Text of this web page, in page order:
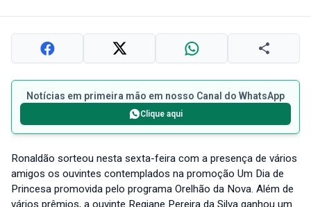
Notícias em primeira mão em nosso Canal do WhatsApp
Clique aqui
Ronaldão sorteou nesta sexta-feira com a presença de vários
amigos os ouvintes contemplados na promoção Um Dia de
Princesa promovida pelo programa Orelhão da Nova. Além de
vários prêmios, a ouvinte Regiane Pereira da Silva ganhou um